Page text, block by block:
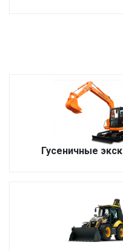
Гусеничные